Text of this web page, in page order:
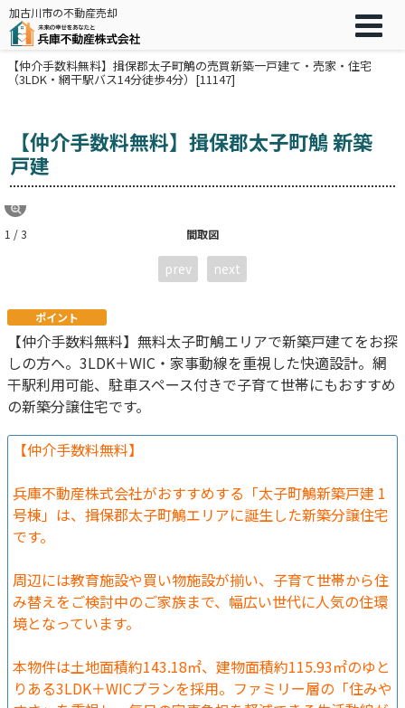
加古川市の不動産売却
【仲介手数料無料】揖保郡太子町鵤の売買新築一戸建て・売家・住宅
（3LDK・網干駅バス14分徒歩4分）[11147]
【仲介手数料無料】揖保郡太子町鵤 新築
戸建
間取図
1 / 3
prev next
ポイント
【仲介手数料無料】無料太子町鵤エリアで新築戸建てをお探
しの方へ。3LDK＋WIC・家事動線を重視した快適設計。網
干駅利用可能、駐車スペース付きで子育て世帯にもおすすめ
の新築分譲住宅です。
【仲介手数料無料】
兵庫不動産株式会社がおすすめする「太子町鵤新築戸建 1
号棟」は、揖保郡太子町鵤エリアに誕生した新築分譲住宅
です。
周辺には教育施設や買い物施設が揃い、子育て世帯から住
み替えをご検討中のご家族まで、幅広い世代に人気の住環
境となっています。
本物件は土地面積約143.18㎡、建物面積約115.93㎡のゆと
りある3LDK＋WICプランを採用。ファミリー層の「住みや